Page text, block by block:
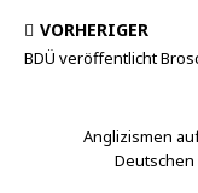
VORHERIGER
BDÜ veröffentlicht
Anglizismen
Deutschen